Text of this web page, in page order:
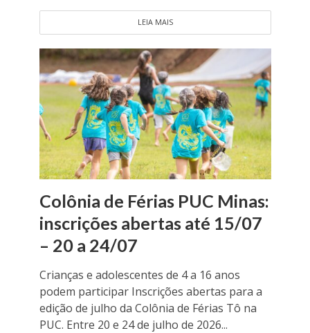
LEIA MAIS
Colônia de Férias PUC Minas:
inscrições abertas até 15/07
– 20 a 24/07
Crianças e adolescentes de 4 a 16 anos
podem participar Inscrições abertas para a
edição de julho da Colônia de Férias Tô na
PUC. Entre 20 e 24 de julho de 2026...